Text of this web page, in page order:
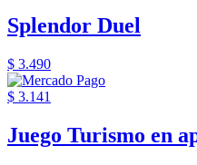
Splendor Duel
$ 3.490
$ 3.141
Juego Turismo en